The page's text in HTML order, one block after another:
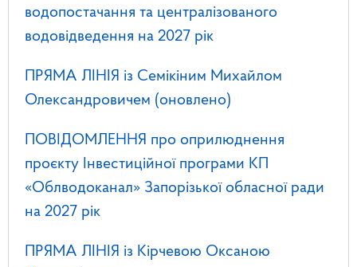
водопостачання та централізованого
водовідведення на 2027 рік
ПРЯМА ЛІНІЯ із Семікіним Михайлом
Олександровичем (оновлено)
ПОВІДОМЛЕННЯ про оприлюднення
проєкту Інвестиційної програми КП
«Облводоканал» Запорізької обласної ради
на 2027 рік
ПРЯМА ЛІНІЯ із Кірчевою Оксаною